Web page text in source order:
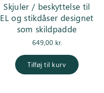
Skjuler / beskyttelse til
EL og stikdåser designet
som skildpadde
649,00 kr.
Tilføj til kurv